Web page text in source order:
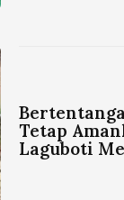
Tetap
Laguboti